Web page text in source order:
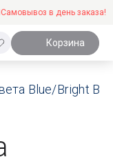
Самовывоз в день заказа!
Корзина
Blue/Bright